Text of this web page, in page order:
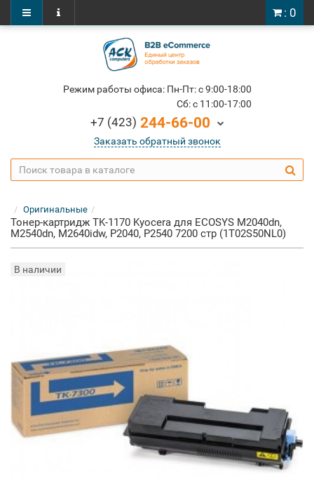
: 0
Режим работы офиса: Пн-Пт: c 9:00-18:00
Cб: c 11:00-17:00
+7 (423) 244-66-00
Заказать обратный звонок
Оригинальные
Тонер-картридж TK-1170 Kyocera для ECOSYS M2040dn,
M2540dn, M2640idw, P2040, P2540 7200 стр (1T02S50NL0)
В наличии